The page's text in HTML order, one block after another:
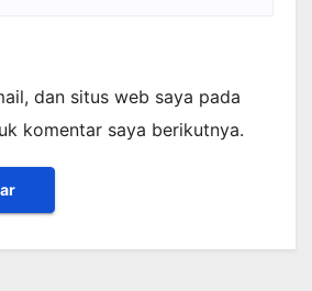
dan situs web saya pada
komentar saya berikutnya.